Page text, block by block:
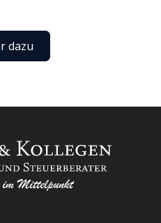
dazu